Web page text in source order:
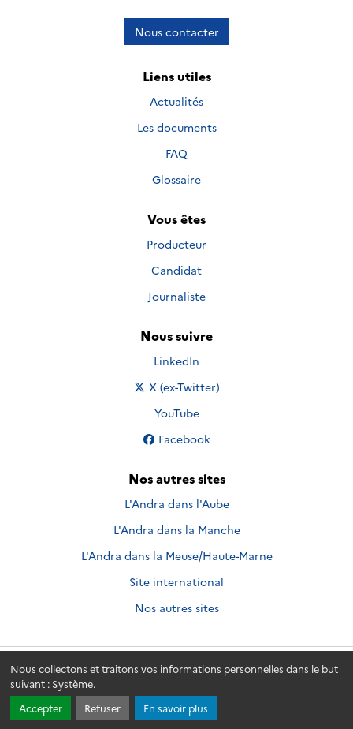
Nous collectons et traitons vos informations personnelles dans le but
suivant : Système.
Accepter
Refuser En savoir plus
Nous contacter
Liens utiles
Actualités
Les documents
FAQ
Glossaire
Vous êtes
Producteur
Candidat
Journaliste
Nous suivre
Nous suivre sur
LinkedIn
Nous suivre sur
X (ex-Twitter)
Nous suivre sur
YouTube
Nous suivre sur
Facebook
Nos autres sites
L'Andra dans l'Aube
L'Andra dans la Manche
L'Andra dans la Meuse/Haute-Marne
Site international
Nos autres sites
Andra.fr © 2026 - Andra. Tous droits réservés.